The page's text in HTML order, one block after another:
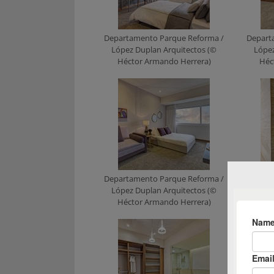
Departamento Parque Reforma /
López Duplan Arquitectos (©
Héctor Armando Herrera)
Departamento Parque Reforma /
López Duplan Arquitectos (©
Héctor Armando Herrera)